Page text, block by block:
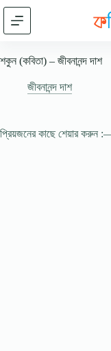
Skip
content
শকুন (কবিতা) – জীবনানন্দ দাশ
জীবনানন্দ দাশ
প্রিয়জনের কাছে শেয়ার করুন